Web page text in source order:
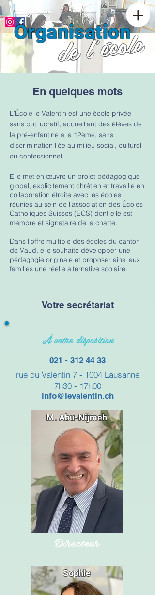
Organisation
de l'école
En quelques mots
L'École le Valentin est une école privée
sans but lucratif, accueillant des élèves de
la pré-enfantine à la 12ème, sans
discrimination liée au milieu social, culturel
ou confessionnel.
Elle met en œuvre un projet pédagogique
global, explicitement chrétien et travaille en
collaboration étroite avec les écoles
réunies au sein de l'association des Écoles
Catholiques Suisses (ECS) dont elle est
membre et signataire de la charte.
Dans l'offre multiple des écoles du canton
de Vaud, elle souhaite développer une
pédagogie originale et proposer ainsi aux
familles une réelle alternative scolaire.
Votre secrétariat
À votre disposition
021 - 312 44 33
rue du Valentin 7 - 1004 Lausanne
7h30 - 17h00
info@levalentin.ch
M. Abu-Nijmeh
Directeur
Sophie